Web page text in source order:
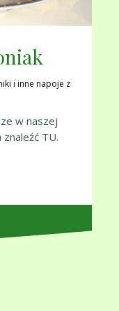
i inne napoje z
w naszej
TU.